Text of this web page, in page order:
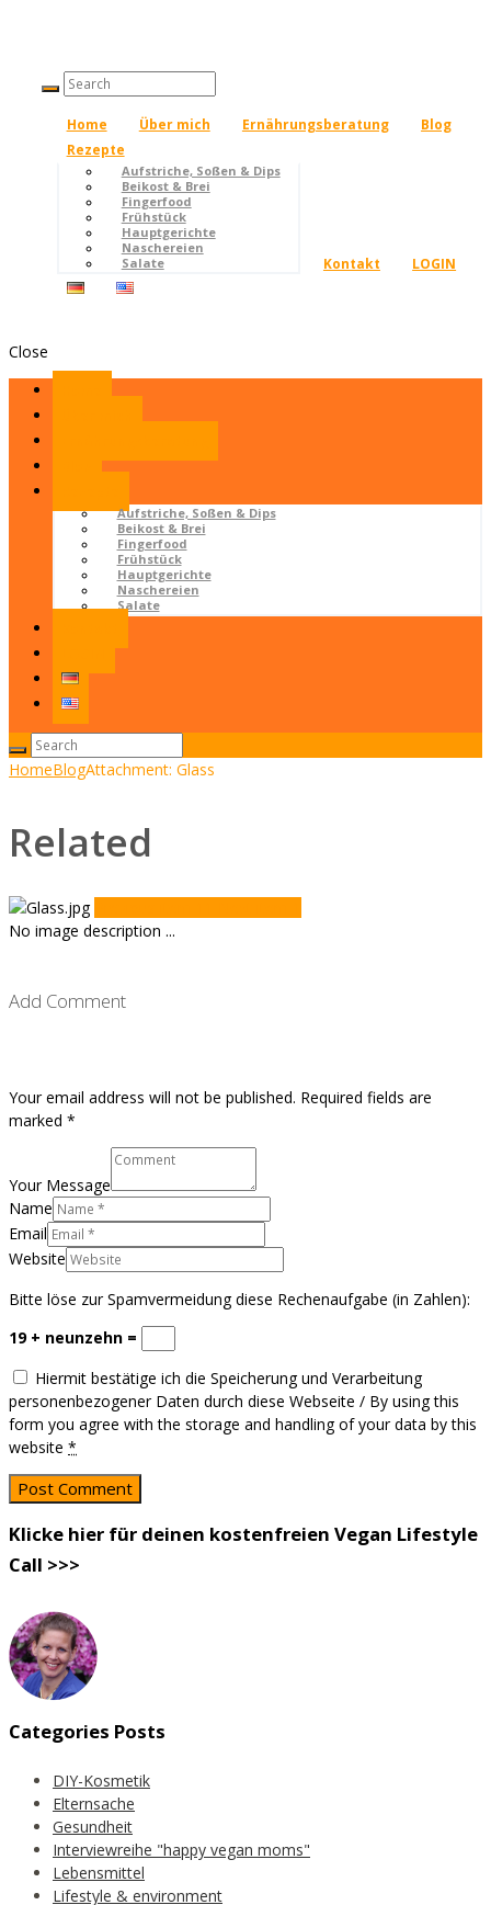
Home Über mich Ernährungsberatung
Blog
Rezepte
Aufstriche, Soßen & Dips
Beikost & Brei
Fingerfood
Frühstück
Hauptgerichte
Naschereien
Salate
Kontakt LOGIN
Close
Aufstriche, Soßen & Dips
Beikost & Brei
Fingerfood
Frühstück
Hauptgerichte
Naschereien
Salate
HomeBlogAttachment: Glass
Related
No image description ...
Add Comment
Your email address will not be published. Required fields are
marked *
Your Message
Name
Email
Website
Bitte löse zur Spamvermeidung diese Rechenaufgabe (in Zahlen):
19 + neunzehn =
Hiermit bestätige ich die Speicherung und Verarbeitung
personenbezogener Daten durch diese Webseite / By using this
form you agree with the storage and handling of your data by this
website *
Klicke hier für deinen kostenfreien Vegan Lifestyle
Call >>>
Categories Posts
DIY-Kosmetik
Elternsache
Gesundheit
Interviewreihe "happy vegan moms"
Lebensmittel
Lifestyle & environment